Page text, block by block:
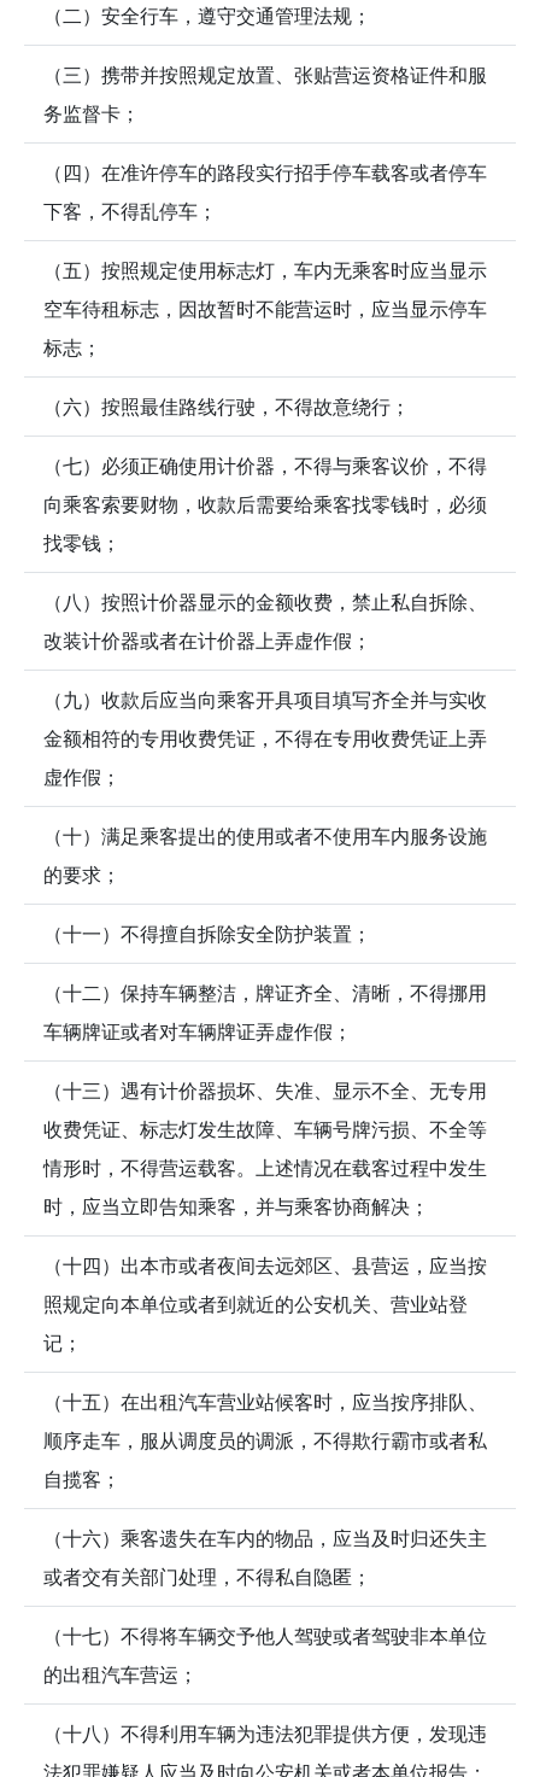
（二）安全行车，遵守交通管理法规；
（三）携带并按照规定放置、张贴营运资格证件和服
务监督卡；
（四）在准许停车的路段实行招手停车载客或者停车
下客，不得乱停车；
（五）按照规定使用标志灯，车内无乘客时应当显示
空车待租标志，因故暂时不能营运时，应当显示停车
标志；
（六）按照最佳路线行驶，不得故意绕行；
（七）必须正确使用计价器，不得与乘客议价，不得
向乘客索要财物，收款后需要给乘客找零钱时，必须
找零钱；
（八）按照计价器显示的金额收费，禁止私自拆除、
改装计价器或者在计价器上弄虚作假；
（九）收款后应当向乘客开具项目填写齐全并与实收
金额相符的专用收费凭证，不得在专用收费凭证上弄
虚作假；
（十）满足乘客提出的使用或者不使用车内服务设施
的要求；
（十一）不得擅自拆除安全防护装置；
（十二）保持车辆整洁，牌证齐全、清晰，不得挪用
车辆牌证或者对车辆牌证弄虚作假；
（十三）遇有计价器损坏、失准、显示不全、无专用
收费凭证、标志灯发生故障、车辆号牌污损、不全等
情形时，不得营运载客。上述情况在载客过程中发生
时，应当立即告知乘客，并与乘客协商解决；
（十四）出本市或者夜间去远郊区、县营运，应当按
照规定向本单位或者到就近的公安机关、营业站登
记；
（十五）在出租汽车营业站候客时，应当按序排队、
顺序走车，服从调度员的调派，不得欺行霸市或者私
自揽客；
（十六）乘客遗失在车内的物品，应当及时归还失主
或者交有关部门处理，不得私自隐匿；
（十七）不得将车辆交予他人驾驶或者驾驶非本单位
的出租汽车营运；
（十八）不得利用车辆为违法犯罪提供方便，发现违